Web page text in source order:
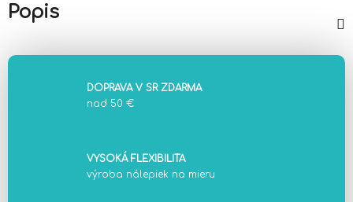
Popis
DOPRAVA V SR ZDARMA
nad 50 €
VYSOKÁ FLEXIBILITA
výroba nálepiek na mieru